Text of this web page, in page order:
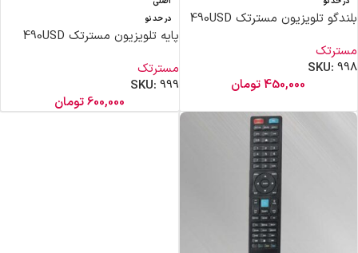
بلندگو تلویزیون مسترتک 490USD
مسترتک
SKU: 998
450,000تومان
در حد نو
پایه تلویزیون مسترتک 490USD
مسترتک
SKU: 999
600,000تومان